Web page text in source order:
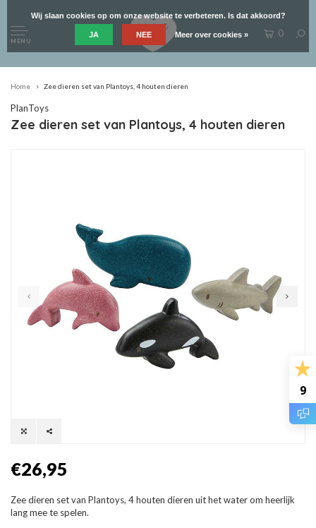
9
MENU
0
Home Zee dieren set van Plantoys, 4 houten dieren
PlanToys
Zee dieren set van Plantoys, 4 houten dieren
€26,95
Zee dieren set van Plantoys, 4 houten dieren uit het water om heerlijk
lang mee te spelen.
Wij slaan cookies op om onze website te verbeteren. Is dat akkoord?
JA NEE Meer over cookies »